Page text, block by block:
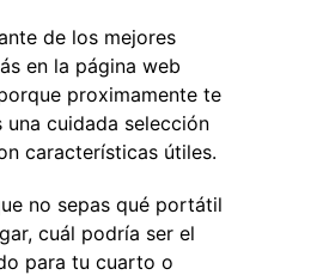
de los mejores
en la página web
proximamente te
una cuidada selección
características útiles.
no sepas qué portátil
cuál podría ser el
para tu cuarto o